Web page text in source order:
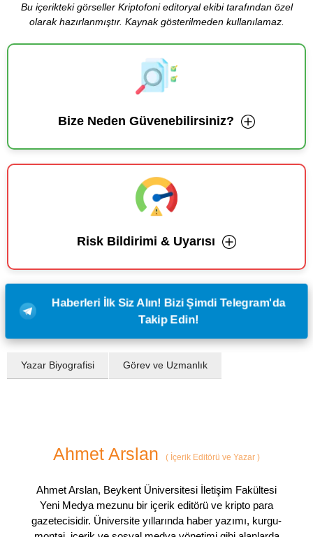
Bu içerikteki görseller Kriptofoni editoryal ekibi tarafından özel
olarak hazırlanmıştır. Kaynak gösterilmeden kullanılamaz.
Bize Neden Güvenebilirsiniz?
Risk Bildirimi & Uyarısı
Haberleri İlk Siz Alın! Bizi Şimdi Telegram'da
Takip Edin!
Yazar Biyografisi Görev ve Uzmanlık
Ahmet Arslan ( İçerik Editörü ve Yazar )
Ahmet Arslan, Beykent Üniversitesi İletişim Fakültesi
Yeni Medya mezunu bir içerik editörü ve kripto para
gazetecisidir. Üniversite yıllarında haber yazımı, kurgu-